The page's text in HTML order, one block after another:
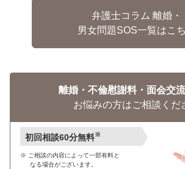
弁護士コラム 離婚・
男女問題SOS一覧はこ
離婚・不倫慰謝料・面会交流
お悩みの方はご相談くだ
初回相談60分無料※
ご相談の内容によって一部有料と
なる場合がございます。